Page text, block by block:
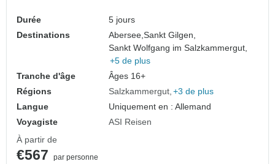
Durée
5 jours
Destinations
Abersee,Sankt Gilgen,
Sankt Wolfgang im Salzkammergut,
+5 de plus
Tranche d'âge
Âges 16+
Régions
Salzkammergut +3 de plus
Langue
Uniquement en : Allemand
Voyagiste
ASI Reisen
À partir de
€567
par personne